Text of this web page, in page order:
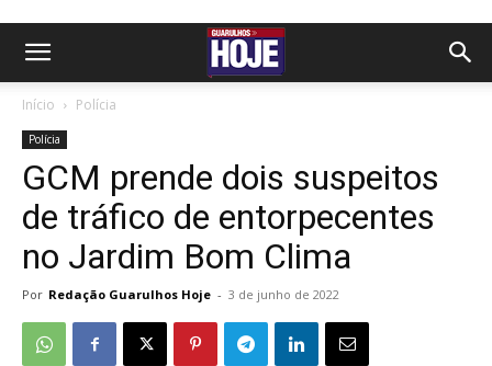
Início Polícia
Polícia
GCM prende dois suspeitos
de tráfico de entorpecentes
no Jardim Bom Clima
Por Redação Guarulhos Hoje - 3 de junho de 2022